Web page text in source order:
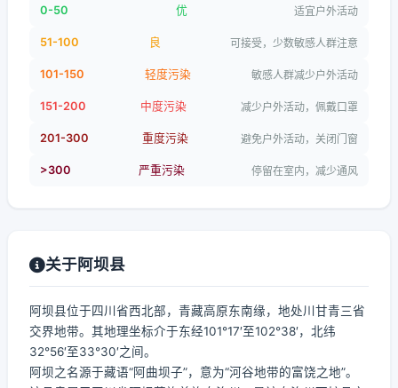
0-50 优 适宜户外活动
51-100 良 可接受，少数敏感人群注意
101-150 轻度污染 敏感人群减少户外活动
151-200 中度污染 减少户外活动，佩戴口罩
201-300 重度污染 避免户外活动，关闭门窗
>300 严重污染 停留在室内，减少通风
关于阿坝县
阿坝县位于四川省西北部，青藏高原东南缘，地处川甘青三省
交界地带。其地理坐标介于东经101°17′至102°38′，北纬
32°56′至33°30′之间。
阿坝之名源于藏语“阿曲坝子”，意为“河谷地带的富饶之地”。